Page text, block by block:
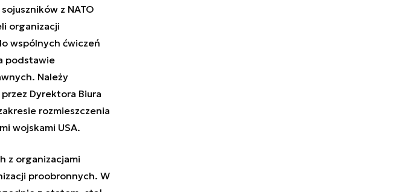
z NATO
organizacji
wspólnych ćwiczeń
podstawie
Należy
Dyrektora Biura
rozmieszczenia
wojskami USA.
z organizacjami
proobronnych. W